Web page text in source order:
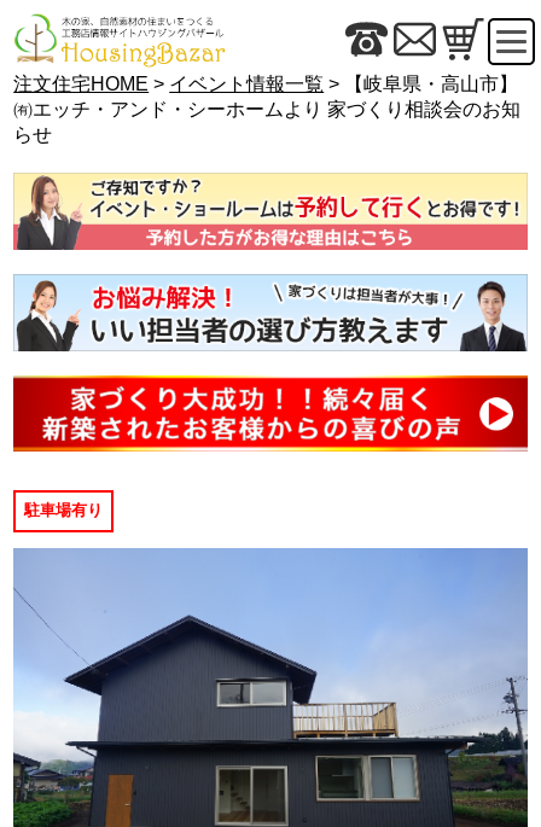
注文住宅HOME > イベント情報一覧 > 【岐阜県・高山市】
㈲エッチ・アンド・シーホームより 家づくり相談会のお知
らせ
駐車場有り